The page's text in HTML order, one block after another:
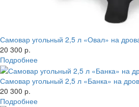
Самовар угольный 2,5 л «Овал» на
20 300 р.
Подробнее
Самовар угольный 2,5 л «Банка» на
20 300 р.
Подробнее